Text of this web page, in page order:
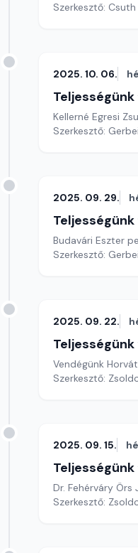
Szerkesztő:
2025. 10. 06.
Kellerné Egresi
Szerkesztő:
2025. 09. 29.
Budavári Eszter
Szerkesztő:
2025. 09. 22.
Vendégünk
Szerkesztő:
2025. 09. 15.
Dr. Fehérváry
Szerkesztő: